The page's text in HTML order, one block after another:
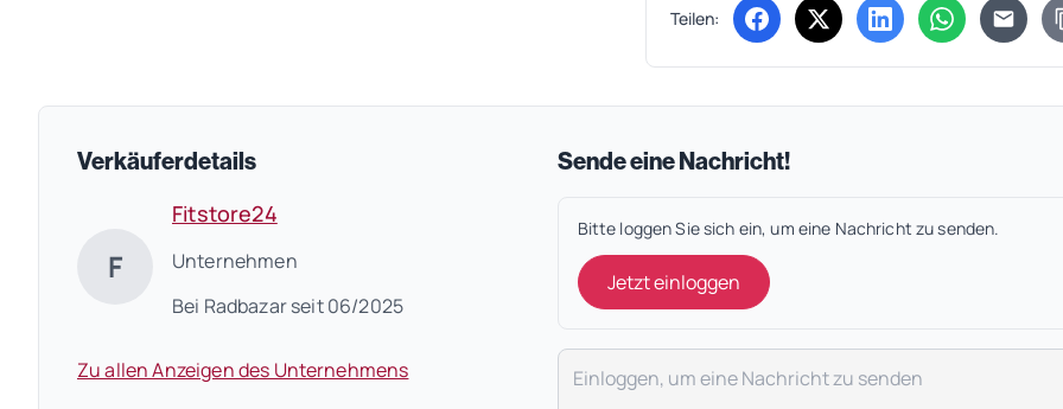
Teilen: (öffnet in neuem Tab)
(öffnet in neuem Tab)
(öffnet in neuem
(öffnet in
Verkäuferdetails
F
Fitstore24
Unternehmen
Bei Radbazar seit 06/2025
Zu allen Anzeigen des Unternehmens
Sende eine Nachricht!
Bitte loggen Sie sich ein, um eine Nachricht zu senden.
Jetzt einloggen
Deine Nachricht